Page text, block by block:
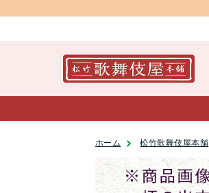
ホーム 松竹歌舞伎屋本舗